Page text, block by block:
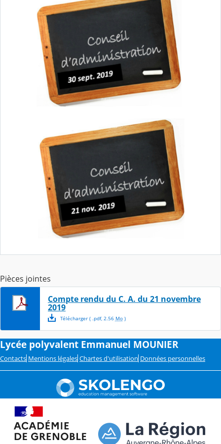
Pièces jointes
Compte rendu du C. A. du 21 novembre
2019
Télécharger( .pdf, 2.56 Mo)
Lycée polyvalent Emmanuel MOUNIER
Contacts Mentions légales Chartes d'utilisation Données personnelles